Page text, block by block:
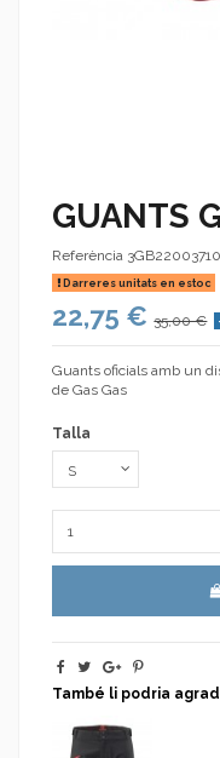
GUANTS
Referència
Darreres unitats en estoc
22,75 € 35,00 €
Guants oficials amb un
de Gas Gas
Talla
També li podria